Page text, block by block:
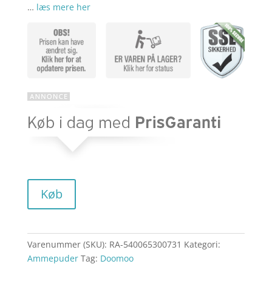
pris
var:
kr.
aktuelle
pris
er:
… læs mere her
Køb
Varenummer (SKU): RA-540065300731 Kategori:
Ammepuder Tag: Doomoo